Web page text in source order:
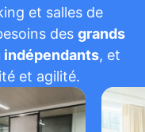
et salles de
des grands
indépendants, et
et agilité.